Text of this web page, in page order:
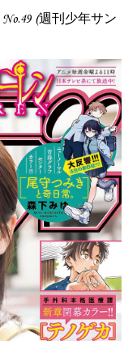
No.49 (週刊少年サン